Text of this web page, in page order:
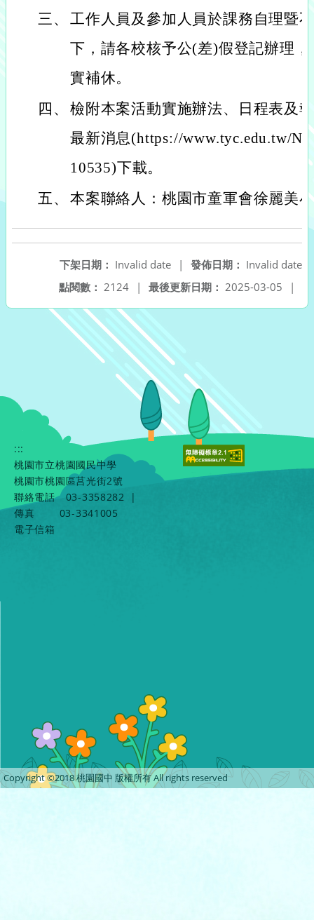
三、 工作人員及參加人員於課務自理暨
下，請各校核予公(差)假登記辦理
實補休。
四、 檢附本案活動實施辦法、日程表及
最新消息(https://www.tyc.edu.tw/
10535)下載。
五、 本案聯絡人：桃園市童軍會徐麗美
發佈日期： Invalid date
下架日期： Invalid date
|
最後更新日期： 2025-03-05 |
點閱數： 2124 |
:::
桃園市立桃園國民中學
桃園市桃園區莒光街2號
聯絡電話
03-3358282
|
傳真
03-3341005
電子信箱
Copyright ©2018 桃園國中 版權所有 All rights reserved